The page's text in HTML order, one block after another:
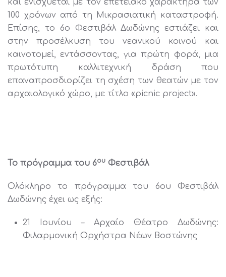
και ενισχύεται με τον επετειακό χαρακτήρα των
100 χρόνων από τη Μικρασιατική καταστροφή.
Επίσης, το 6ο Φεστιβάλ Δωδώνης εστιάζει και
στην προσέλκυση του νεανικού κοινού και
καινοτομεί, εντάσσοντας, για πρώτη φορά, μια
πρωτότυπη καλλιτεχνική δράση που
επαναπροσδιορίζει τη σχέση των θεατών με τον
αρχαιολογικό χώρο, με τίτλο «picnic project».
Το πρόγραμμα του 6ου Φεστιβάλ
Ολόκληρο το πρόγραμμα του 6ου Φεστιβάλ
Δωδώνης έχει ως εξής:
21 Ιουνίου – Αρχαίο Θέατρο Δωδώνης:
Φιλαρμονική Ορχήστρα Νέων Βοστώνης